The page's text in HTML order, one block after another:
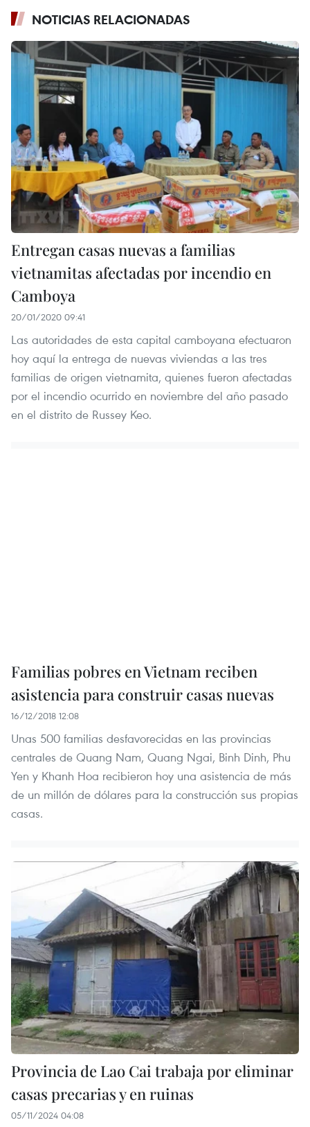
NOTICIAS RELACIONADAS
Entregan casas nuevas a familias
vietnamitas afectadas por incendio en
Camboya
20/01/2020 09:41
Las autoridades de esta capital camboyana efectuaron
hoy aquí la entrega de nuevas viviendas a las tres
familias de origen vietnamita, quienes fueron afectadas
por el incendio ocurrido en noviembre del año pasado
en el distrito de Russey Keo.
Familias pobres en Vietnam reciben
asistencia para construir casas nuevas
16/12/2018 12:08
Unas 500 familias desfavorecidas en las provincias
centrales de Quang Nam, Quang Ngai, Binh Dinh, Phu
Yen y Khanh Hoa recibieron hoy una asistencia de más
de un millón de dólares para la construcción sus propias
casas.
Provincia de Lao Cai trabaja por eliminar
casas precarias y en ruinas
05/11/2024 04:08